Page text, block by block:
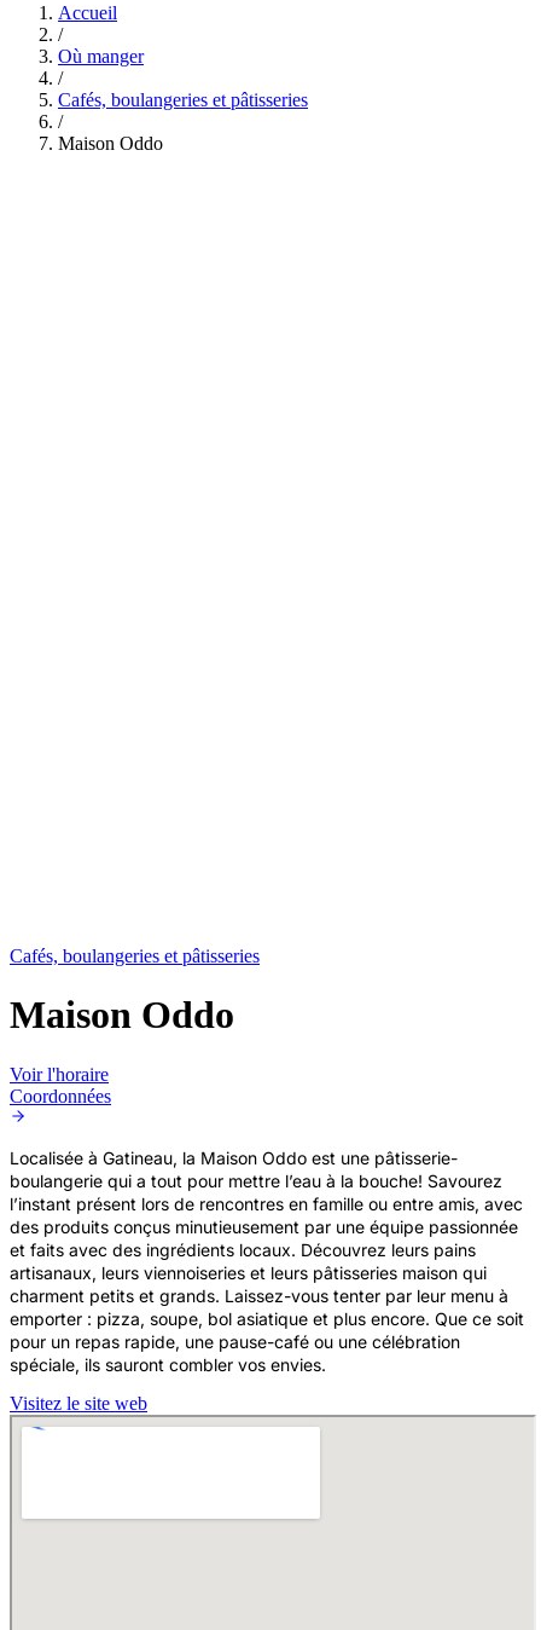
Accueil
/
Où manger
/
Cafés, boulangeries et pâtisseries
/
Maison Oddo
Cafés, boulangeries et pâtisseries
Maison Oddo
Voir l'horaire
Coordonnées
Localisée à Gatineau, la Maison Oddo est une pâtisserie-
boulangerie qui a tout pour mettre l’eau à la bouche! Savourez
l’instant présent lors de rencontres en famille ou entre amis, avec
des produits conçus minutieusement par une équipe passionnée
et faits avec des ingrédients locaux. Découvrez leurs pains
artisanaux, leurs viennoiseries et leurs pâtisseries maison qui
charment petits et grands. Laissez-vous tenter par leur menu à
emporter : pizza, soupe, bol asiatique et plus encore. Que ce soit
pour un repas rapide, une pause-café ou une célébration
spéciale, ils sauront combler vos envies.
Visitez le site web